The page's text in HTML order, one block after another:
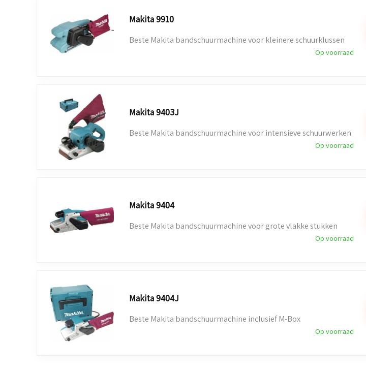
Makita 9910
Beste Makita bandschuurmachine voor kleinere schuurklussen
Op voorraad
Makita 9403J
Beste Makita bandschuurmachine voor intensieve schuurwerken
Op voorraad
Makita 9404
Beste Makita bandschuurmachine voor grote vlakke stukken
Op voorraad
Makita 9404J
Beste Makita bandschuurmachine inclusief M-Box
Op voorraad